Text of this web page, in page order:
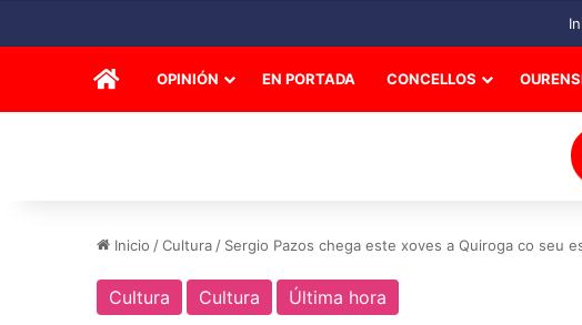
INICIOOPINIÓN EN PORTADA CONCELLOS
Inicio /Cultura / Sergio Pazos chega este xoves a Quiroga co seu
Cultura Cultura Última hora